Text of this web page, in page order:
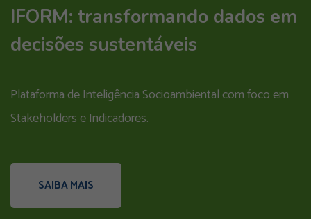
IFORM: transformando dados em
decisões sustentáveis
Plataforma de Inteligência Socioambiental com foco em
Stakeholders e Indicadores.
SAIBA MAIS